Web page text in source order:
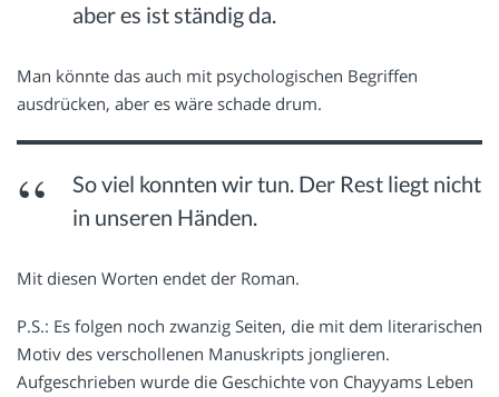
aber es ist ständig da.
Man könnte das auch mit psychologischen Begriffen
ausdrücken, aber es wäre schade drum.
So viel konnten wir tun. Der Rest liegt nicht
in unseren Händen.
Mit diesen Worten endet der Roman.
P.S.: Es folgen noch zwanzig Seiten, die mit dem literarischen
Motiv des verschollenen Manuskripts jonglieren.
Aufgeschrieben wurde die Geschichte von Chayyams Leben